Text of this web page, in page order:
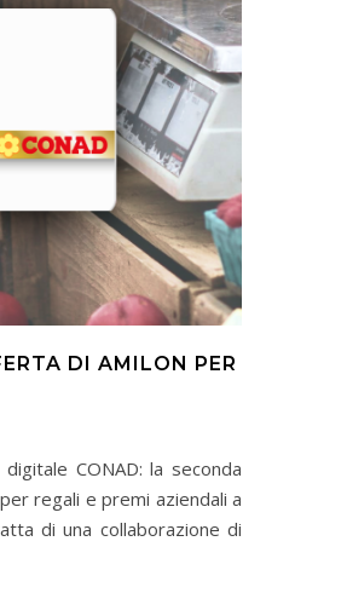
DI AMILON PER
CONAD: la seconda
regali e premi aziendali a
di una collaborazione di